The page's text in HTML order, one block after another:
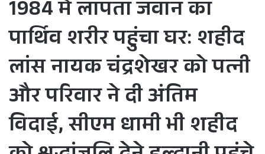
1984 में लापता जवान का
पार्थिव शरीर पहुंचा घर: शहीद
लांस नायक चंद्रशेखर को पत्नी
और परिवार ने दी अंतिम
विदाई, सीएम धामी भी शहीद